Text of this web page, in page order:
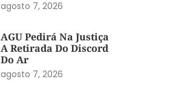
agosto 7, 2026
AGU Pedirá Na Justiça
A Retirada Do Discord
Do Ar
agosto 7, 2026